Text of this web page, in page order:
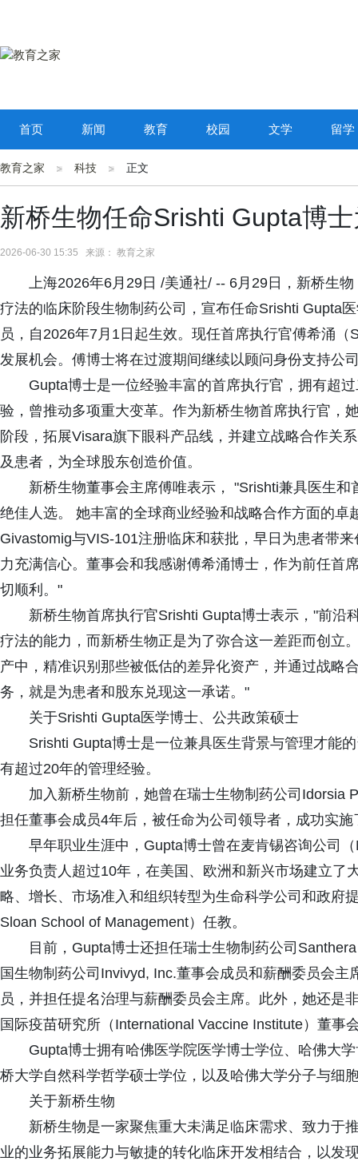
首页 新闻 教育 校园 文学 留学
教育之家 科技 正文
新桥生物任命Srishti Gupta博
2026-06-30 15:35 来源： 教育之家
上海2026年6月29日 /美通社/ -- 6月29日，新桥生
疗法的临床阶段生物制药公司，宣布任命Srishti Gupta
员，自2026年7月1日起生效。现任首席执行官傅希涌
发展机会。傅博士将在过渡期间继续以顾问身份支持公
Gupta博士是一位经验丰富的首席执行官，拥有超
验，曾推动多项重大变革。作为新桥生物首席执行官，
阶段，拓展Visara旗下眼科产品线，并建立战略合作关
及患者，为全球股东创造价值。
新桥生物董事会主席傅唯表示， "Srishti兼具医生
绝佳人选。 她丰富的全球商业经验和战略合作方面的
Givastomig与VIS-101注册临床和获批，早日为患者带
力充满信心。董事会和我感谢傅希涌博士，作为前任首
切顺利。"
新桥生物首席执行官Srishti Gupta博士表示，"前沿
疗法的能力，而新桥生物正是为了弥合这一差距而创立
产中，精准识别那些被低估的差异化资产，并通过战略
务，就是为患者和股东兑现这一承诺。"
关于Srishti Gupta医学博士、公共政策硕士
Srishti Gupta博士是一位兼具医生背景与管理才能
有超过20年的管理经验。
加入新桥生物前，她曾在瑞士生物制药公司Idorsia
担任董事会成员4年后，被任命为公司领导者，成功实
早年职业生涯中，Gupta博士曾在麦肯锡咨询公司
业务负责人超过10年，在美国、欧洲和新兴市场建立了
略、增长、市场准入和组织转型为生命科学公司和政府
Sloan School of Management）任教。
目前，Gupta博士还担任瑞士生物制药公司
国生物制药公司Invivyd, Inc.董事会成员和薪酬委员会
员，并担任提名治理与薪酬委员会主席。此外，她还是
国际疫苗研究所（International Vaccine Institute）董事
Gupta博士拥有哈佛医学院医学博士学位、哈佛大
桥大学自然科学哲学硕士学位，以及哈佛大学分子与细
关于新桥生物
新桥生物是一家聚焦重大未满足临床需求、致力于
业的业务拓展能力与敏捷的转化临床开发相结合，以发